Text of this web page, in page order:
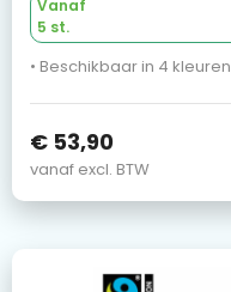
Vanaf
5 st.
• Beschikbaar in 4 kleuren
€ 53,90
vanaf excl. BTW